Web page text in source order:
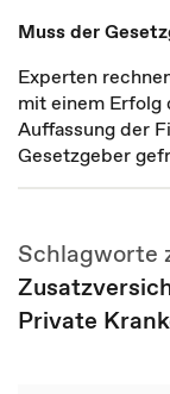
Muss der
Experten
mit einem Erfolg
Auffassung der
Gesetzgeber
Schlagworte
Private